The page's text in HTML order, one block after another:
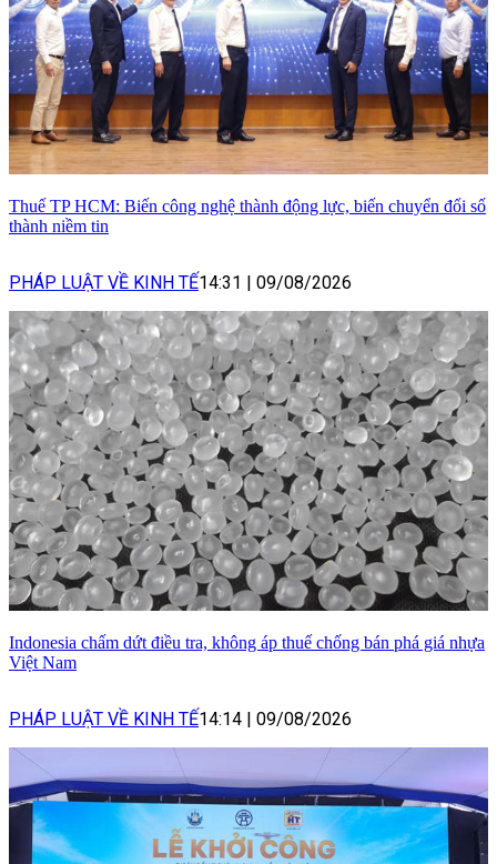
Thuế TP HCM: Biến công nghệ thành động lực, biến chuyển đổi số
thành niềm tin
PHÁP LUẬT VỀ KINH TẾ14:31 09/08/2026
Indonesia chấm dứt điều tra, không áp thuế chống bán phá giá nhựa
Việt Nam
PHÁP LUẬT VỀ KINH TẾ14:14 09/08/2026